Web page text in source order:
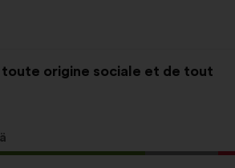
toute origine sociale et de tout